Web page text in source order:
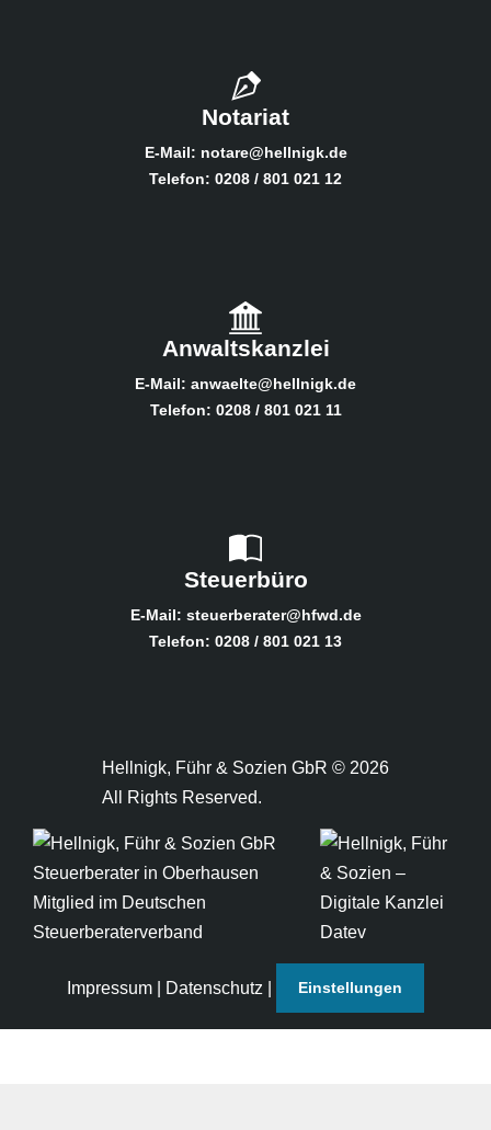
Notariat
E-Mail: notare@hellnigk.de
Telefon: 0208 / 801 021 12
Anwaltskanzlei
E-Mail: anwaelte@hellnigk.de
Telefon: 0208 / 801 021 11
Steuerbüro
E-Mail: steuerberater@hfwd.de
Telefon: 0208 / 801 021 13
Hellnigk, Führ & Sozien GbR © 2026
All Rights Reserved.
Impressum Datenschutz Einstellungen